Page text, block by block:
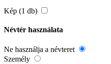
Kép (1 db)
Névtér használata
Ne használja a névteret
Személy